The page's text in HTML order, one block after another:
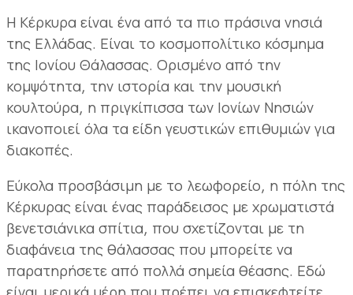
Η Κέρκυρα είναι ένα από τα πιο πράσινα νησιά
της Ελλάδας. Είναι το κοσμοπολίτικο κόσμημα
της Ιονίου Θάλασσας. Ορισμένο από την
κομψότητα, την ιστορία και την μουσική
κουλτούρα, η πριγκίπισσα των Ιονίων Νησιών
ικανοποιεί όλα τα είδη γευστικών επιθυμιών για
διακοπές.
Εύκολα προσβάσιμη με το λεωφορείο, η πόλη της
Κέρκυρας είναι ένας παράδεισος με χρωματιστά
βενετσιάνικα σπίτια, που σχετίζονται με τη
διαφάνεια της θάλασσας που μπορείτε να
παρατηρήσετε από πολλά σημεία θέασης. Εδώ